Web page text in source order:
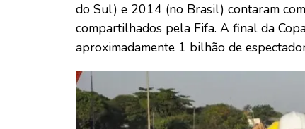
do Sul) e 2014 (no Brasil) contaram
compartilhados pela Fifa. A final da
aproximadamente 1 bilhão de